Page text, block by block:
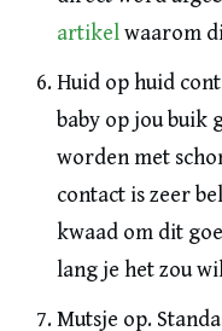
artikelwaarom
Huid op huid
baby op jou buik
worden met
contact is zeer
kwaad om dit
lang je het zou
Mutsje op.